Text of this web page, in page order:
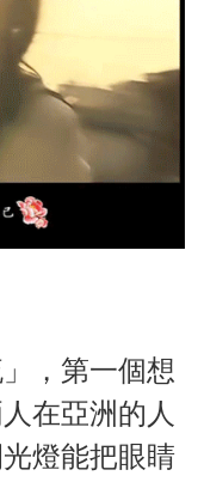
，第一個想
在亞洲的人
燈能把眼睛